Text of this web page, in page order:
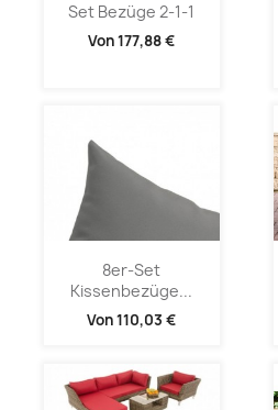
Set Bezüge 2-1-1
Von177,88 €
8er-Set
Kissenbezüge...
Von110,03 €